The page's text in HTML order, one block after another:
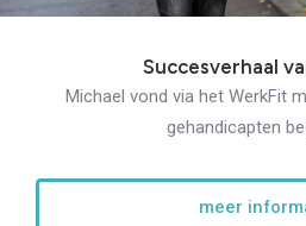
Succesverhaal
Michael vond via het WerkFit
gehandicapten
meer